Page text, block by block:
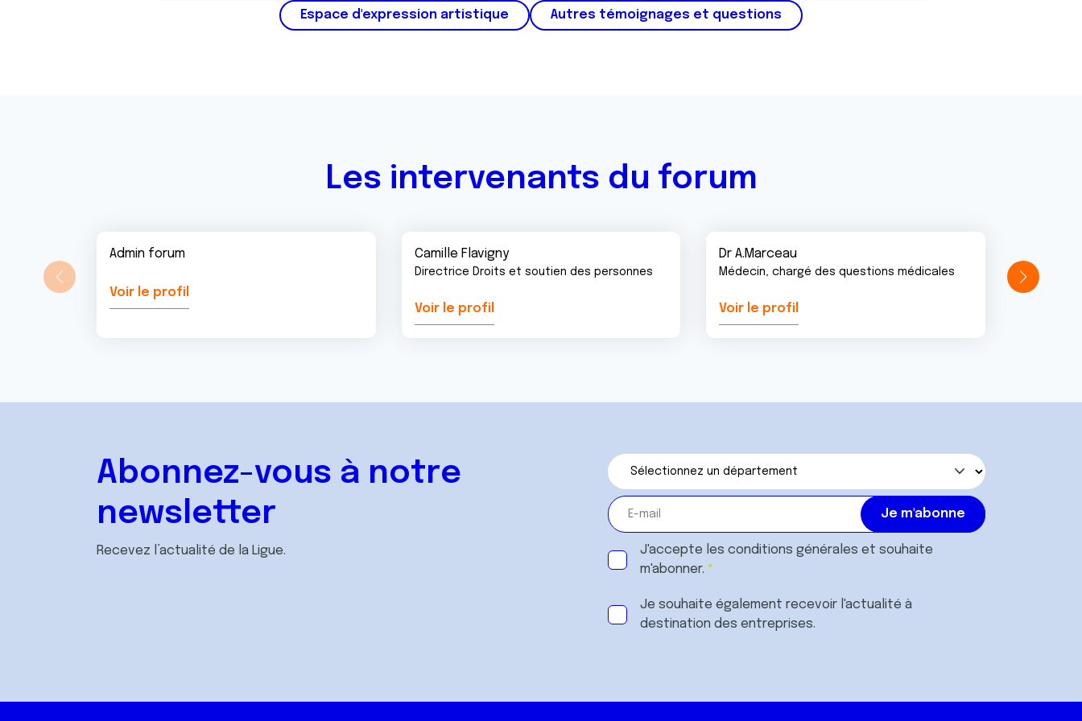
Espace d'expression artistique Autres témoignages et questions
Les intervenants du forum
Admin forum
Voir le profil
Camille Flavigny
Directrice Droits et soutien des personnes
Voir le profil
Dr A.Marceau
Médecin, chargé des questions médicales
Voir le profil
Abonnez-vous à notre
newsletter
Recevez l’actualité de la Ligue. J'accepte les conditions générales et souhaite
m'abonner.
Je souhaite également recevoir l'actualité à
destination des entreprises.